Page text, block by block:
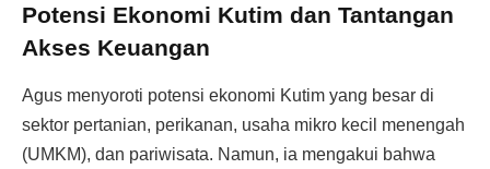
Potensi Ekonomi Kutim dan Tantangan
Akses Keuangan
Agus menyoroti potensi ekonomi Kutim yang besar di
sektor pertanian, perikanan, usaha mikro kecil menengah
(UMKM), dan pariwisata. Namun, ia mengakui bahwa